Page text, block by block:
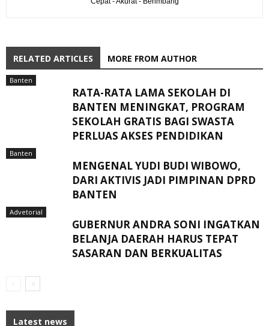
RELATED ARTICLES MORE FROM AUTHOR
Banten
RATA-RATA LAMA SEKOLAH DI
BANTEN MENINGKAT, ‎PROGRAM
SEKOLAH GRATIS BAGI SWASTA
PERLUAS AKSES PENDIDIKAN ‎ ‎
Banten
MENGENAL YUDI BUDI WIBOWO,
DARI AKTIVIS JADI PIMPINAN DPRD
BANTEN
Advetorial
GUBERNUR ANDRA SONI INGATKAN
BELANJA DAERAH HARUS TEPAT
SASARAN DAN BERKUALITAS
Latest news